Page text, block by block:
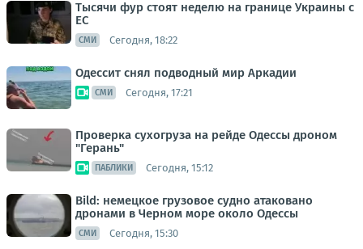
Тысячи фур стоят неделю на границе Украины с
ЕС
СМИ Сегодня, 18:22
Одессит снял подводный мир Аркадии
СМИ Сегодня, 17:21
Проверка сухогруза на рейде Одессы дроном
"Герань"
ПАБЛИКИ Сегодня, 15:12
Bild: немецкое грузовое судно атаковано
дронами в Черном море около Одессы
СМИ Сегодня, 15:30